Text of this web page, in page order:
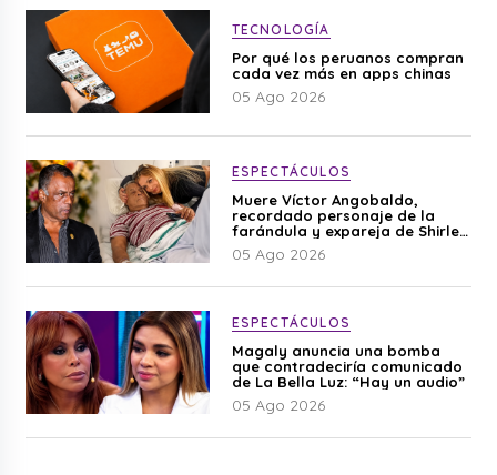
TECNOLOGÍA
Por qué los peruanos compran
cada vez más en apps chinas
05 Ago 2026
ESPECTÁCULOS
Muere Víctor Angobaldo,
recordado personaje de la
farándula y expareja de Shirley
Cherres
05 Ago 2026
ESPECTÁCULOS
Magaly anuncia una bomba
que contradeciría comunicado
de La Bella Luz: “Hay un audio”
05 Ago 2026